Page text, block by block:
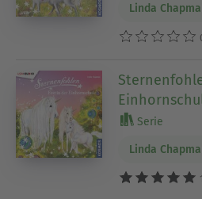
Linda
Serie
Linda